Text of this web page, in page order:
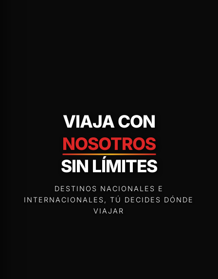
VIAJA CON
NOSOTROS
SIN LÍMITES
DESTINOS NACIONALES E
INTERNACIONALES, TÚ DECIDES DÓNDE
VIAJAR